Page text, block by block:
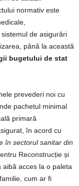
normativ este
de asigurări
până la această
bugetului de stat
prevederi noi cu
pachetul minimal
primară
în acord cu
în sectorul sanitar din
Reconstrucție și
acces la o paleta
cum ar fi